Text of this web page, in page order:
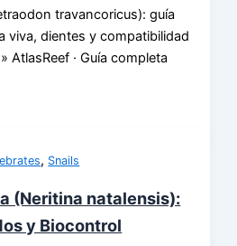
travancoricus): guía
viva, dientes y compatibilidad
AtlasReef · Guía completa
, Snails
(Neritina natalensis):
y Biocontrol